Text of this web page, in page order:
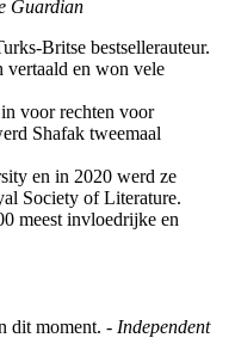
Guardian
Britse bestsellerauteur.
en won vele
voor rechten voor
Shafak tweemaal
en in 2020 werd ze
Society of Literature.
meest invloedrijke en
dit moment. - Independent